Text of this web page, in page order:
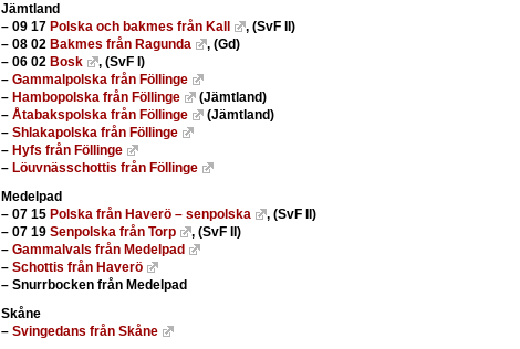
Jämtland
– 09 17 Polska och bakmes från Kall
, (SvF II)
– 08 02 Bakmes från Ragunda
, (Gd)
– 06 02 Bosk
, (SvF I)
– Gammalpolska från Föllinge
– Hambopolska från Föllinge
(Jämtland)
– Åtabakspolska från Föllinge
(Jämtland)
– Shlakapolska från Föllinge
– Hyfs från Föllinge
– Löuvnässchottis från Föllinge
Medelpad
– 07 15 Polska från Haverö – senpolska
, (SvF II)
– 07 19 Senpolska från Torp
, (SvF II)
– Gammalvals från Medelpad
– Schottis från Haverö
– Snurrbocken från Medelpad
Skåne
– Svingedans från Skåne